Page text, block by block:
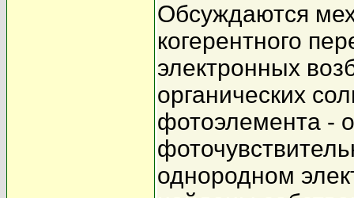
Обсуждаются
когерентного
электронных
органических
фотоэлемента -
однородном